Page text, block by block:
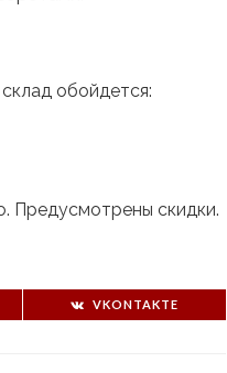
обойдется:
Предусмотрены скидки.
VKONTAKTE